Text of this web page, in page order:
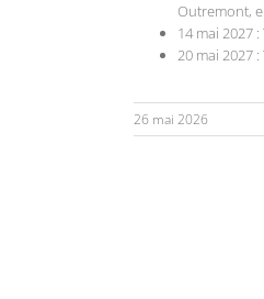
Outremont,
14 mai 2027 :
20 mai 2027 :
26 mai 2026